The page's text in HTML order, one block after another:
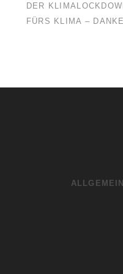
DER
FÜRS KLIMA –
ALLGEMEIN